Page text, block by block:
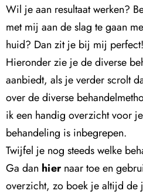
Wil je aan resultaat werken?
met mij aan de slag te gaan
huid? Dan zit je bij mij perfect!
Hieronder zie je de diverse
aanbiedt, als je verder scrolt
over de diverse
ik een handig overzicht voor
behandeling is inbegrepen.
Twijfel je nog steeds welke
Ga dan hiernaar toe en
overzicht, zo boek je altijd de